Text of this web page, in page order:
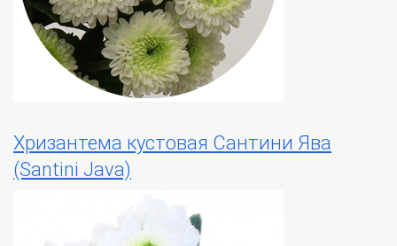
Хризантема кустовая Сантини Ява
(Santini Java)